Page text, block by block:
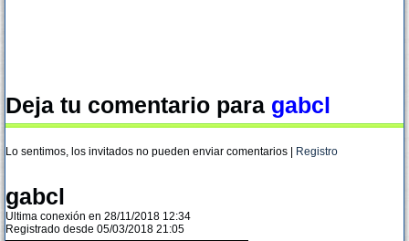
Deja tu comentario para gabcl
Lo sentimos, los invitados no pueden enviar comentarios | Registro
gabcl
Ultima conexión en 28/11/2018 12:34
Registrado desde 05/03/2018 21:05